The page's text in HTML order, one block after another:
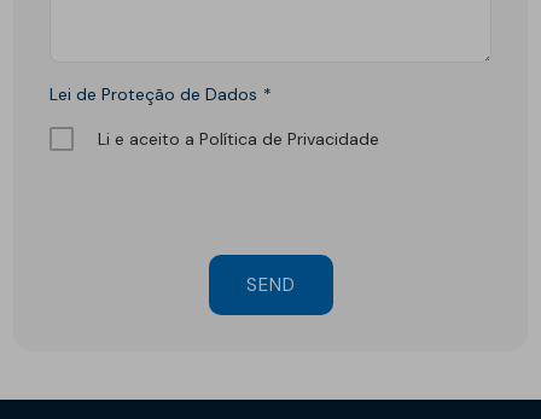
Lei de Proteção de Dados
Li e aceito a Política de Privacidade
SEND